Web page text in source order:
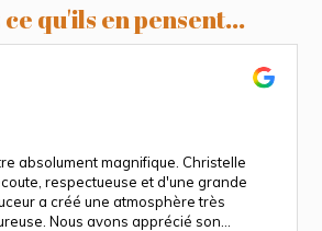
qu'ils en pensent...
absolument magnifique. Christelle
respectueuse et d'une grande
a créé une atmosphère très
Nous avons apprécié son